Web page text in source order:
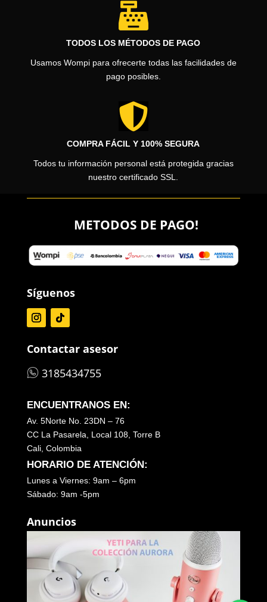

TODOS LOS MÉTODOS DE PAGO
Usamos Wompi para ofrecerte todas las facilidades de
pago posibles.

COMPRA FÁCIL Y 100% SEGURA
Todos tu información personal está protegida gracias
nuestro certificado SSL.
METODOS DE PAGO!
Síguenos
Contactar asesor
3185434755
ENCUENTRANOS EN:
Av. 5Norte No. 23DN – 76
CC La Pasarela, Local 108, Torre B
Cali, Colombia
HORARIO DE ATENCIÓN:
Lunes a Viernes: 9am – 6pm
Sábado: 9am -5pm
Anuncios